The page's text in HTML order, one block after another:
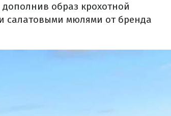
образ крохотной
салатовыми мюлями от бренда